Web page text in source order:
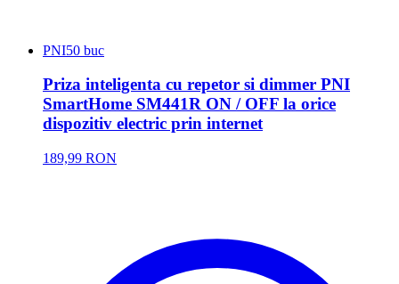
PNI50 buc
Priza inteligenta cu repetor si dimmer PNI
SmartHome SM441R ON / OFF la orice
dispozitiv electric prin internet
189,99 RON